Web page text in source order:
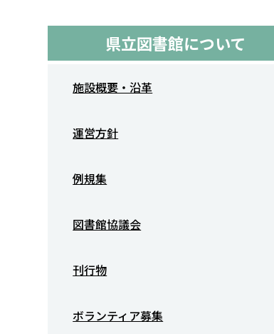
県立図書館について
施設概要・沿革
運営方針
例規集
図書館協議会
刊行物
ボランティア募集